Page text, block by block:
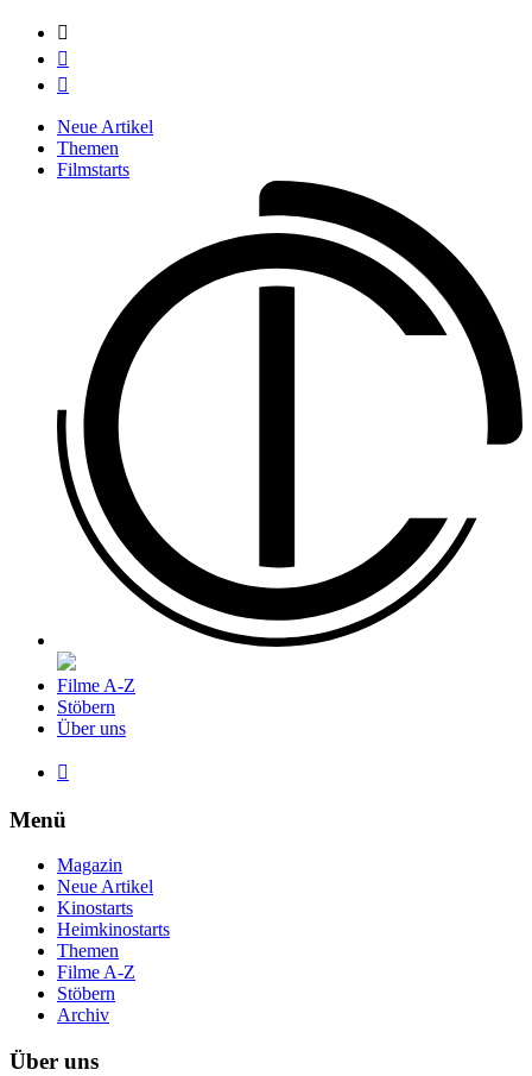



Neue Artikel
Themen
Filmstarts
Filme A-Z
Stöbern
Über uns

Menü
Magazin
Neue Artikel
Kinostarts
Heimkinostarts
Themen
Filme A-Z
Stöbern
Archiv
Über uns